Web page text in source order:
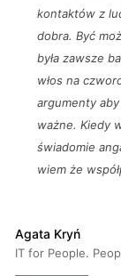
kontaktów z
dobra. Być
była zawsze
włos na
argumenty
ważne. Kiedy
świadomie
wiem że
Agata Kryń
IT for People.